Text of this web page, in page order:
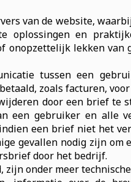
van de website,
oplossingen en
onopzettelijk lekken van
tussen een
zoals facturen,
door een brief te
een gebruiker en alle
een brief niet het
gevallen nodig zijn om
door het bedrijf.
onder meer